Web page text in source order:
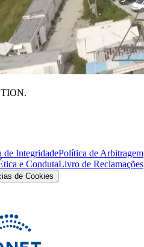
de IntegridadePolítica de Arbitragem
e CondutaLivro de Reclamações
de Cookies